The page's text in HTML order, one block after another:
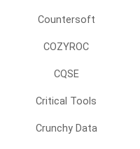
Countersoft
COZYROC
CQSE
Critical Tools
Crunchy Data